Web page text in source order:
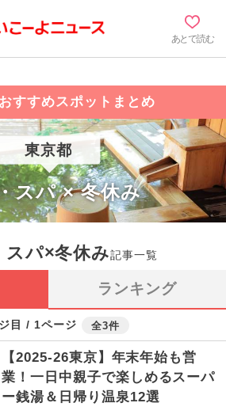
あとで読む
すすめスポットまとめ
東京都
スパ × 冬休み
スパ×冬休み記事一覧
ランキング
目 / 1ページ 全3件
【2025-26東京】年末年始も営
業！一日中親子で楽しめるスーパ
ー銭湯＆日帰り温泉12選